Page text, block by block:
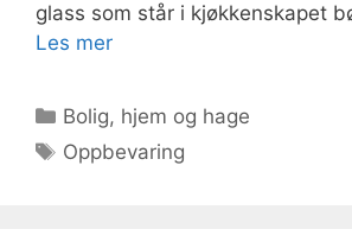
glass som står i kjøkkenskapet
Les mer
Kategorier
Bolig, hjem og hage
Stikkord
Oppbevaring